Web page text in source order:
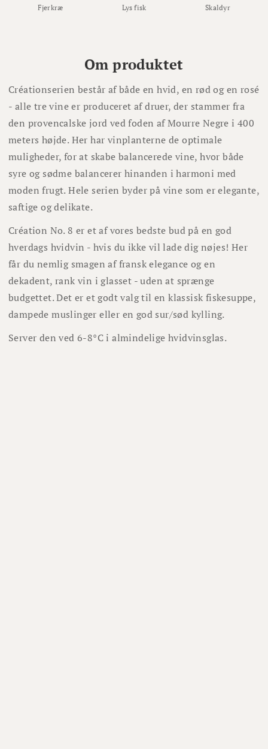
Fjerkræ Lys fisk Skaldyr
Om produktet
Créationserien består af både en hvid, en rød og en rosé
- alle tre vine er produceret af druer, der stammer fra
den provencalske jord ved foden af Mourre Negre i 400
meters højde. Her har vinplanterne de optimale
muligheder, for at skabe balancerede vine, hvor både
syre og sødme balancerer hinanden i harmoni med
moden frugt. Hele serien byder på vine som er elegante,
saftige og delikate.
Création No. 8 er et af vores bedste bud på en god
hverdags hvidvin - hvis du ikke vil lade dig nøjes! Her
får du nemlig smagen af fransk elegance og en
dekadent, rank vin i glasset - uden at sprænge
budgettet. Det er et godt valg til en klassisk fiskesuppe,
dampede muslinger eller en god sur/sød kylling.
Server den ved 6-8°C i almindelige hvidvinsglas.